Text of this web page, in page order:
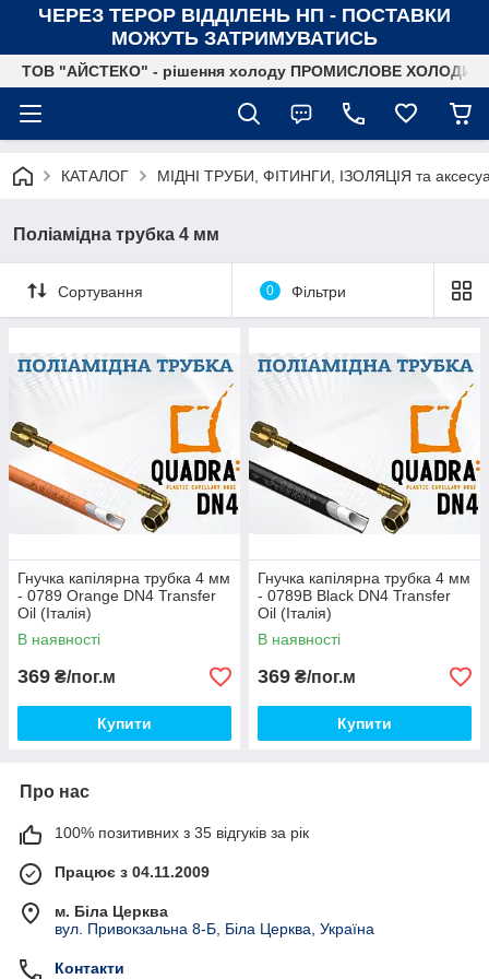
ЧЕРЕЗ ТЕРОР ВІДДІЛЕНЬ НП - ПОСТАВКИ
МОЖУТЬ ЗАТРИМУВАТИСЬ
ТОВ "АЙСТЕКО" - рішення холоду ПРОМИСЛОВЕ
КАТАЛОГ МІДНІ ТРУБИ, ФІТИНГИ, ІЗОЛЯЦІЯ та
Поліамідна трубка 4 мм
Сортування 0 Фільтри
Гнучка капілярна трубка 4 мм
- 0789 Orange DN4 Transfer
Oil (Італія)
В наявності
369 ₴/пог.м
Купити
Гнучка капілярна трубка 4 мм
- 0789B Black DN4 Transfer
Oil (Італія)
В наявності
369 ₴/пог.м
Купити
Про нас
100% позитивних з 35 відгуків за рік
Працює з 04.11.2009
м. Біла Церква
вул. Привокзальна 8-Б, Біла Церква, Україна
Контакти